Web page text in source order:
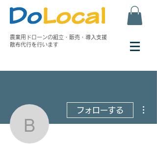
農業用ドローンの組立・ 販売・導入支援
散布代行を行います
bondmetcalfe8
フォローする